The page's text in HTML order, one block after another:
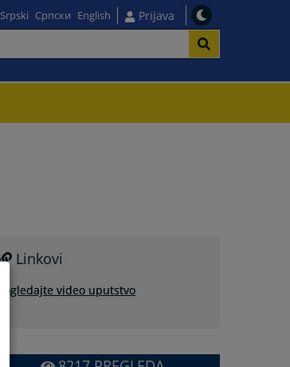
Srpski Српски English Prijava
Linkovi
Pogledajte video uputstvo